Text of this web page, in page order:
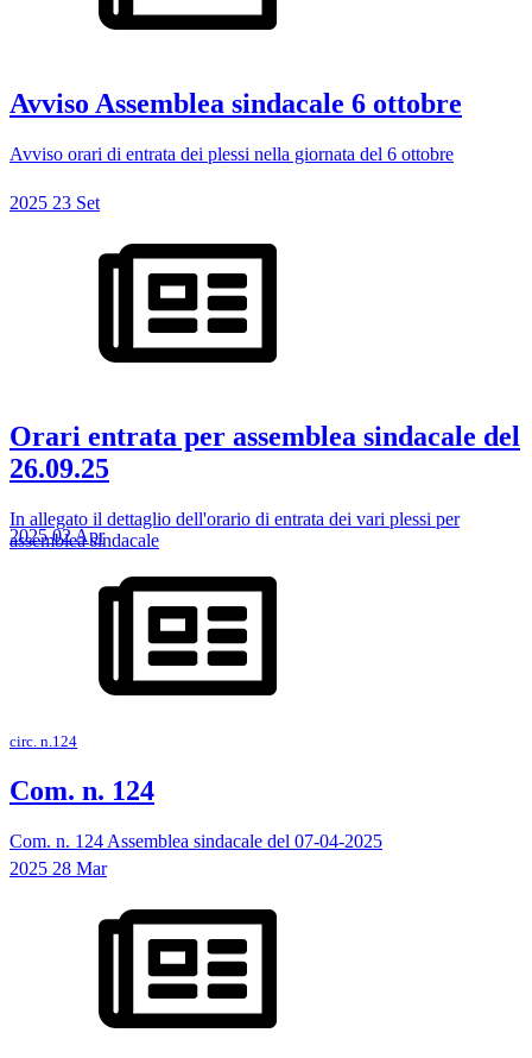
Avviso Assemblea sindacale 6 ottobre
Avviso orari di entrata dei plessi nella giornata del 6 ottobre
2025 23 Set
Orari entrata per assemblea sindacale del
26.09.25
In allegato il dettaglio dell'orario di entrata dei vari plessi per
assemblea sindacale
2025 02Apr
circ. n.124
Com. n. 124
Com. n. 124 Assemblea sindacale del 07-04-2025
2025 28 Mar